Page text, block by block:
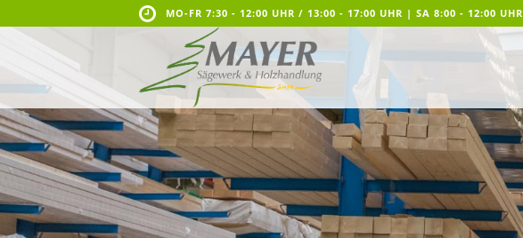
MO-FR 7:30 - 12:00 UHR / 13:00 - 17:00 UHR | SA 8:00 - 12:00 UHR